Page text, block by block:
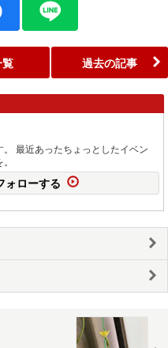
過去の記事
最近あったちょっとしたイベン
ォローする